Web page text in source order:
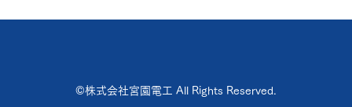
©株式会社宮園電工 All Rights Reserved.